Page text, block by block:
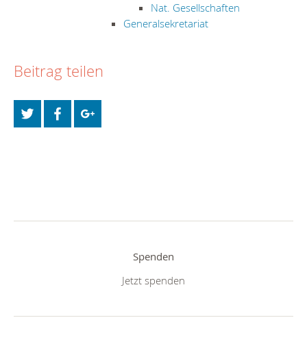
Nat. Gesellschaften
Generalsekretariat
Beitrag teilen
Spenden
Jetzt spenden